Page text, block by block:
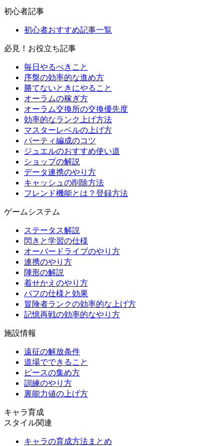
初心者記事
初心者おすすめ記事一覧
必見！お役立ち記事
毎日やるべきこと
序盤の効率的な進め方
勝てないときにやること
オーラムの稼ぎ方
オーラム交換所の交換優先度
効率的なランク上げ方法
マスターレベルの上げ方
パーティ編成のコツ
ジュエルのおすすめ使い道
ショップの解説
データ連携のやり方
キャッシュの削除方法
フレンド機能とは？登録方法
ゲームシステム
ステータス解説
閃きと学習の仕様
オーバードライブのやり方
連携のやり方
陣形の解説
着せかえのやり方
バフの仕様と効果
冒険者ランクの効率的な上げ方
記憶再戦の効率的なやり方
施設情報
遠征の解放条件
道場でできること
ピースの集め方
訓練のやり方
裏能力値の上げ方
キャラ育成
スタイル関連
キャラの育成方法まとめ